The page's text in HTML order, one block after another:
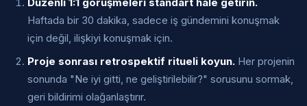
Düzenli 1:1 görüşmeleri standart hale getirin.
Haftada bir 30 dakika, sadece iş gündemini konuşmak
için değil, ilişkiyi konuşmak için.
Proje sonrası retrospektif ritueli koyun. Her projenin
sonunda "Ne iyi gitti, ne geliştirilebilir?" sorusunu sormak,
geri bildirimi olağanlaştırır.